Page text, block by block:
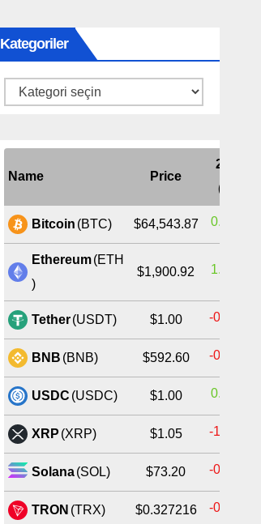
Kategoriler
Kategoriler
Name Price
24H
(%)
Bitcoin (BTC) $64,543.87 0.83%
Ethereum (ETH
)
$1,900.92 1.83%
Tether (USDT) $1.00 -0.01%
BNB (BNB) $592.60 -0.54%
USDC (USDC) $1.00 0.00%
XRP (XRP) $1.05 -1.32%
Solana (SOL) $73.20 -0.67%
TRON (TRX) $0.327216 -0.34%